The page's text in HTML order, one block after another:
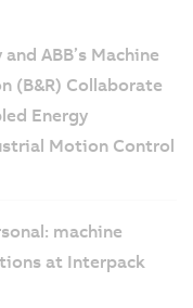
ABB’s Machine
(B&R) Collaborate
Energy
Motion Control
machine
at Interpack